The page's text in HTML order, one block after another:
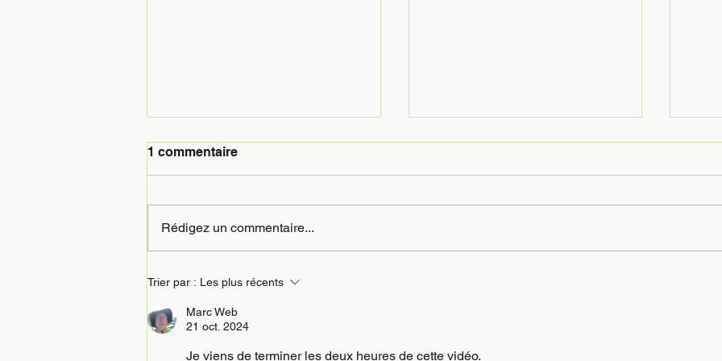
1 commentaire
Rédigez un commentaire...
Trier par : Les plus récents
Marc Web
21 oct. 2024
Je viens de terminer les deux heures de cette vidéo.